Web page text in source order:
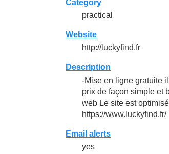
Category
practical
Website
http://luckyfind.fr
Description
-Mise en ligne gratuite
prix de façon simple et
web Le site est
https://www.luckyfind.fr/
Email alerts
yes